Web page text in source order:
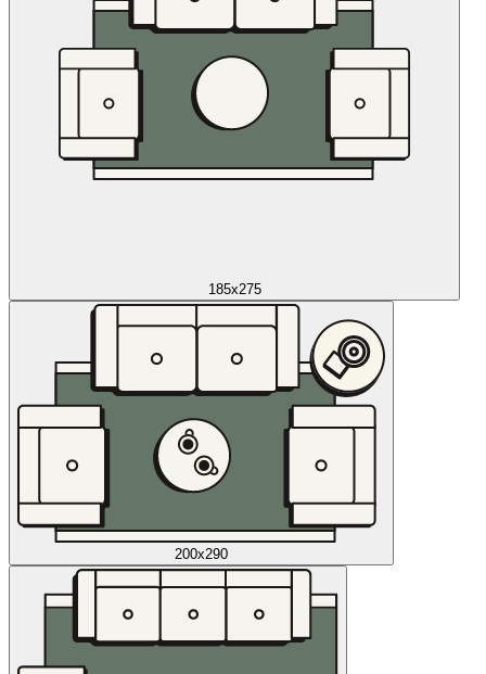
185x275
200x290